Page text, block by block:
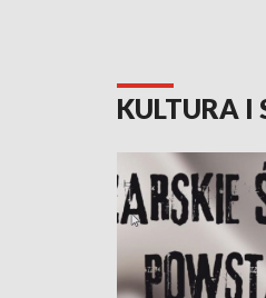
KULTURA I